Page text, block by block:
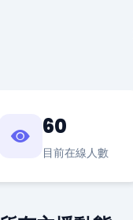
60
目前在線人數